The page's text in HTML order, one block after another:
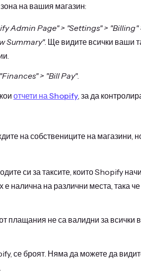
на вашия магазин:
Admin Page" > "Settings" > "Billing"
Summary". Ще видите всички ваши
> "Bill Pay".
отчети на Shopify , за да
на собствениците на магазини,
си за таксите, които Shopify
налична на различни места, така
плащания не са валидни за всички
се броят. Няма да можете да